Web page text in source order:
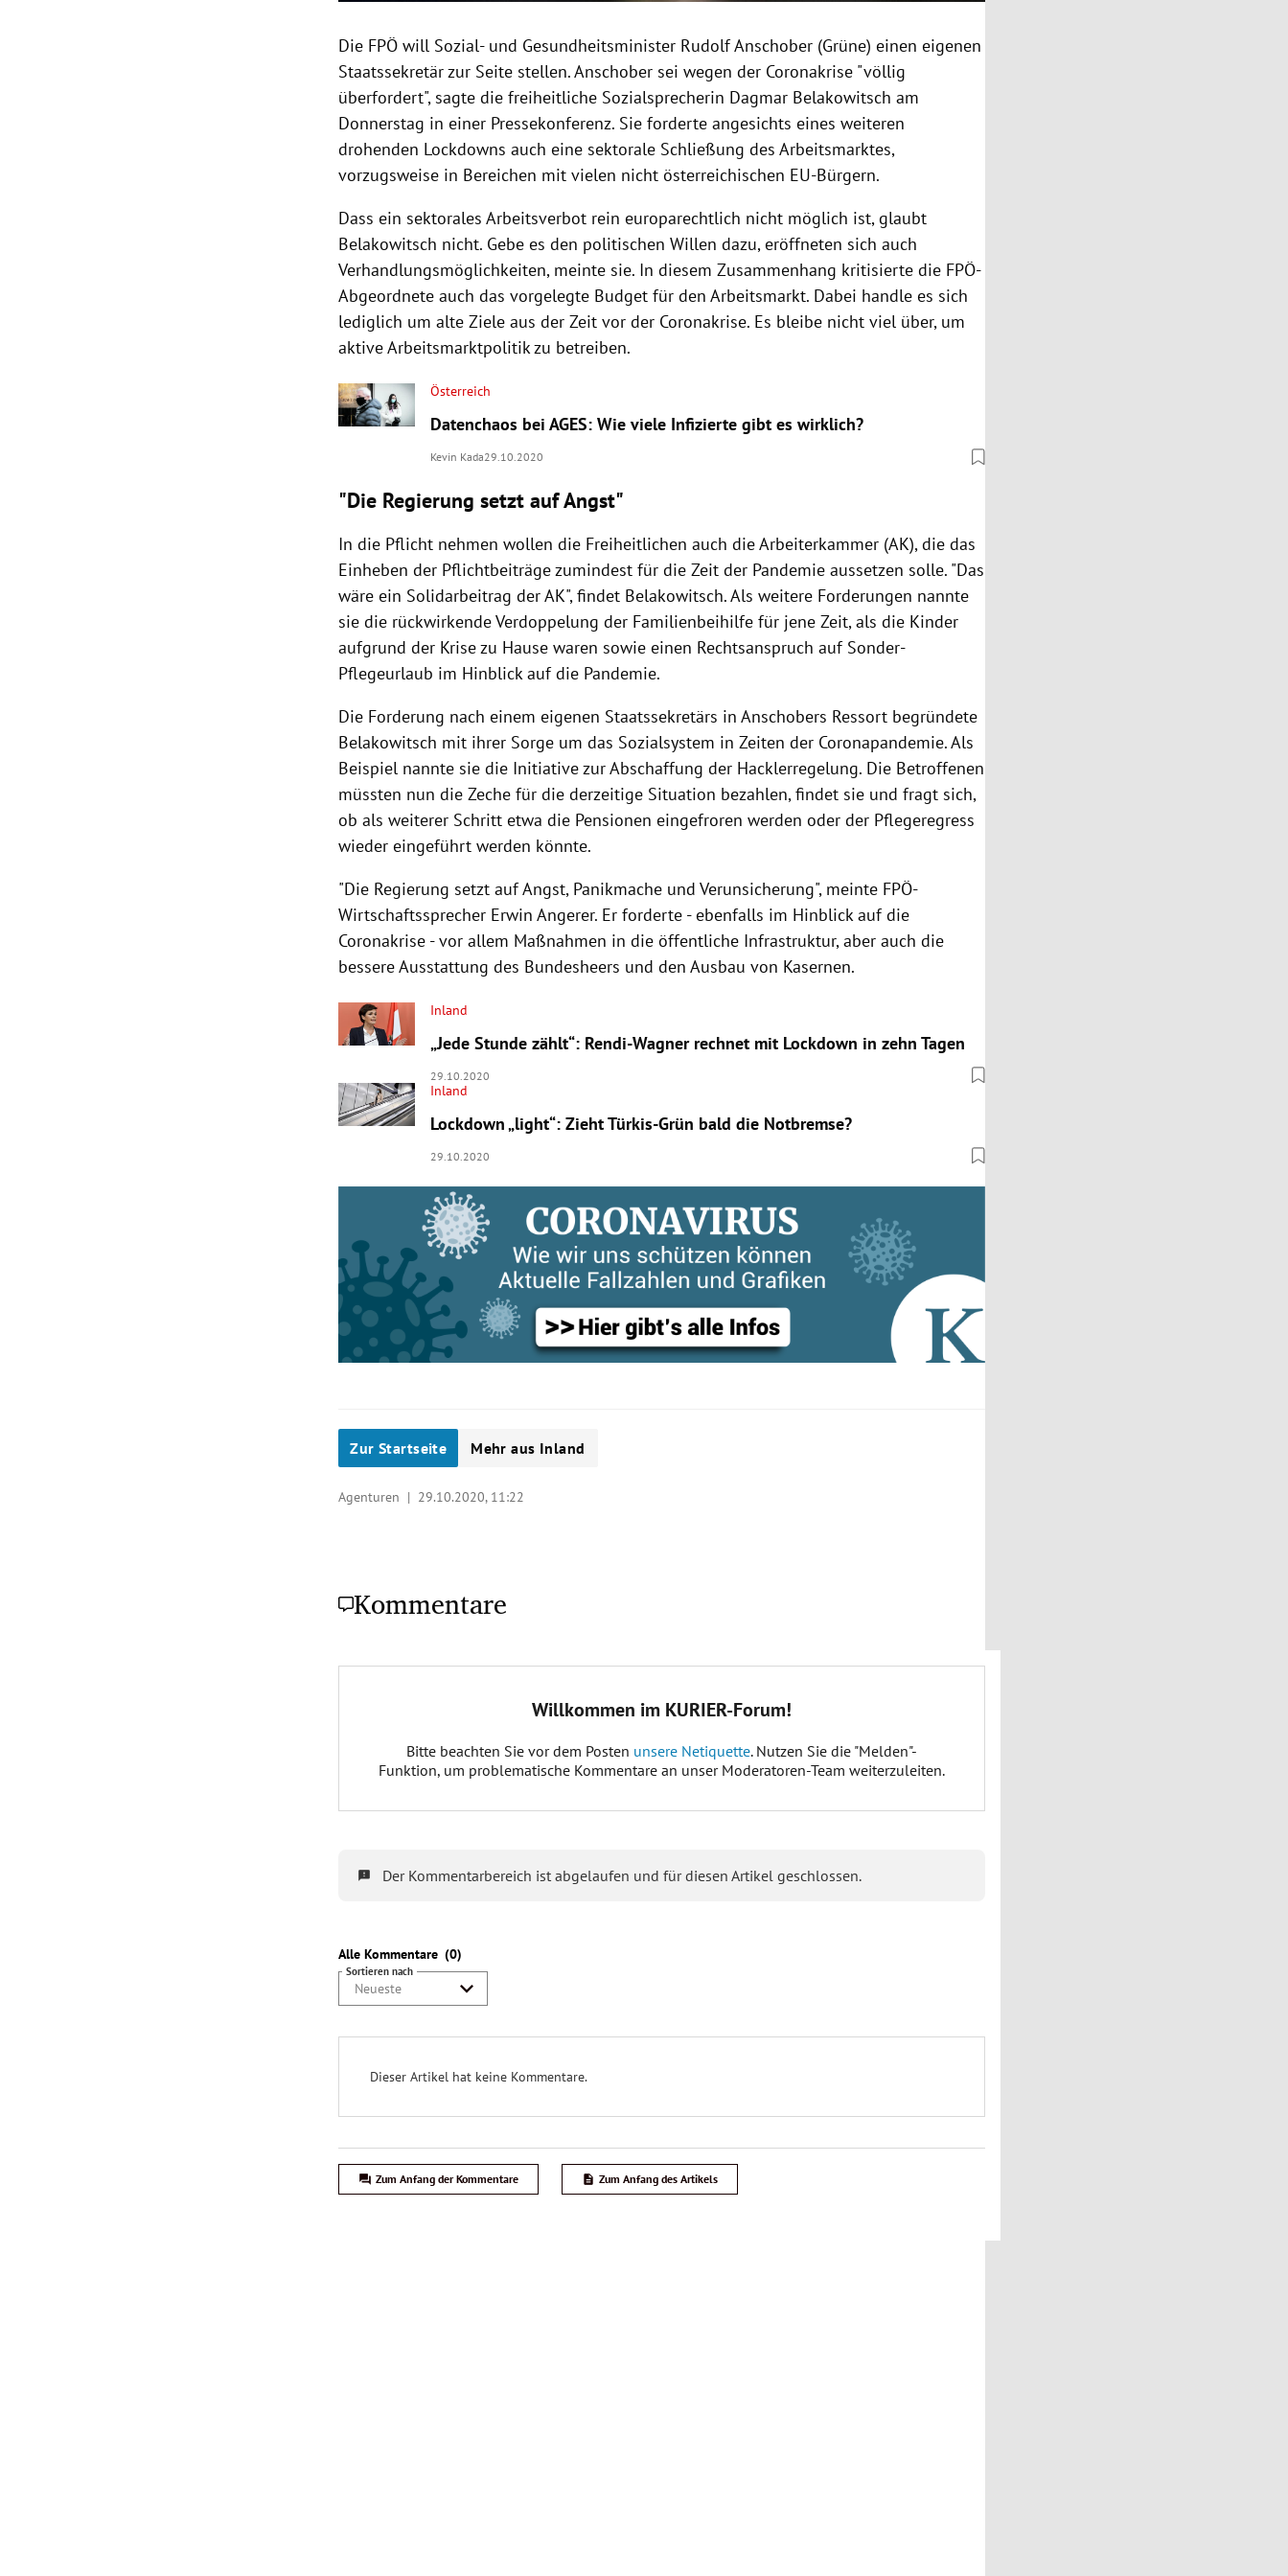
Die FPÖ will Sozial- und Gesundheitsminister Rudolf Anschober (Grüne) einen eigenen
Staatssekretär zur Seite stellen. Anschober sei wegen der Coronakrise "völlig
überfordert", sagte die freiheitliche Sozialsprecherin Dagmar Belakowitsch am
Donnerstag in einer Pressekonferenz. Sie forderte angesichts eines weiteren
drohenden Lockdowns auch eine sektorale Schließung des Arbeitsmarktes,
vorzugsweise in Bereichen mit vielen nicht österreichischen EU-Bürgern.
Dass ein sektorales Arbeitsverbot rein europarechtlich nicht möglich ist, glaubt
Belakowitsch nicht. Gebe es den politischen Willen dazu, eröffneten sich auch
Verhandlungsmöglichkeiten, meinte sie. In diesem Zusammenhang kritisierte die FPÖ-
Abgeordnete auch das vorgelegte Budget für den Arbeitsmarkt. Dabei handle es sich
lediglich um alte Ziele aus der Zeit vor der Coronakrise. Es bleibe nicht viel über, um
aktive Arbeitsmarktpolitik zu betreiben.
Österreich
Datenchaos bei AGES: Wie viele Infizierte gibt es wirklich?
Kevin Kada29.10.2020
"Die Regierung setzt auf Angst"
In die Pflicht nehmen wollen die Freiheitlichen auch die Arbeiterkammer (AK), die das
Einheben der Pflichtbeiträge zumindest für die Zeit der Pandemie aussetzen solle. "Das
wäre ein Solidarbeitrag der AK", findet Belakowitsch. Als weitere Forderungen nannte
sie die rückwirkende Verdoppelung der Familienbeihilfe für jene Zeit, als die Kinder
aufgrund der Krise zu Hause waren sowie einen Rechtsanspruch auf Sonder-
Pflegeurlaub im Hinblick auf die Pandemie.
Die Forderung nach einem eigenen Staatssekretärs in Anschobers Ressort begründete
Belakowitsch mit ihrer Sorge um das Sozialsystem in Zeiten der Coronapandemie. Als
Beispiel nannte sie die Initiative zur Abschaffung der Hacklerregelung. Die Betroffenen
müssten nun die Zeche für die derzeitige Situation bezahlen, findet sie und fragt sich,
ob als weiterer Schritt etwa die Pensionen eingefroren werden oder der Pflegeregress
wieder eingeführt werden könnte.
"Die Regierung setzt auf Angst, Panikmache und Verunsicherung", meinte FPÖ-
Wirtschaftssprecher Erwin Angerer. Er forderte - ebenfalls im Hinblick auf die
Coronakrise - vor allem Maßnahmen in die öffentliche Infrastruktur, aber auch die
bessere Ausstattung des Bundesheers und den Ausbau von Kasernen.
Inland
„Jede Stunde zählt“: Rendi-Wagner rechnet mit Lockdown in zehn Tagen
29.10.2020
Inland
Lockdown „light“: Zieht Türkis-Grün bald die Notbremse?
29.10.2020
Zur Startseite Mehr aus Inland
Agenturen | 29.10.2020, 11:22
Kommentare